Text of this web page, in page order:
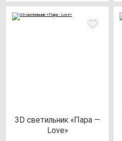
3D све­тиль­ник «Пара —
Love»